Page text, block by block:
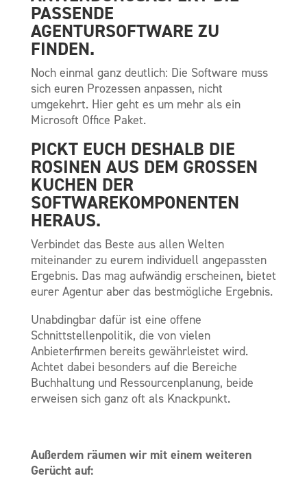
PASSENDE
AGENTURSOFTWARE ZU
FINDEN.
Noch einmal ganz deutlich: Die Software muss
sich euren Prozessen anpassen, nicht
umgekehrt. Hier geht es um mehr als ein
Microsoft Office Paket.
PICKT EUCH DESHALB DIE
ROSINEN AUS DEM GROSSEN K
UCHEN DER S
OFTWAREKOMPONENTEN H
ERAUS.
Verbindet das Beste aus allen Welten
miteinander zu eurem individuell angepassten
Ergebnis. Das mag aufwändig erscheinen, bietet
eurer Agentur aber das bestmögliche Ergebnis.
Unabdingbar dafür ist eine offene
Schnittstellenpolitik, die von vielen
Anbieterfirmen bereits gewährleistet wird.
Achtet dabei besonders auf die Bereiche
Buchhaltung und Ressourcenplanung, beide
erweisen sich ganz oft als Knackpunkt.
Außerdem räumen wir mit einem weiteren
Gerücht auf: